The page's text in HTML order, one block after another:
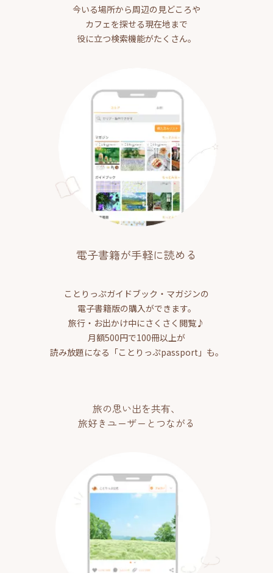
今いる場所から周辺の見どころや
カフェを探せる現在地まで
役に立つ検索機能がたくさん。
電子書籍が手軽に読める
ことりっぷガイドブック・マガジンの
電子書籍版の購入ができます。
旅行・お出かけ中にさくさく閲覧♪
月額500円で100冊以上が
読み放題になる「ことりっぷpassport」も。
旅の思い出を共有、
旅好きユーザーとつながる